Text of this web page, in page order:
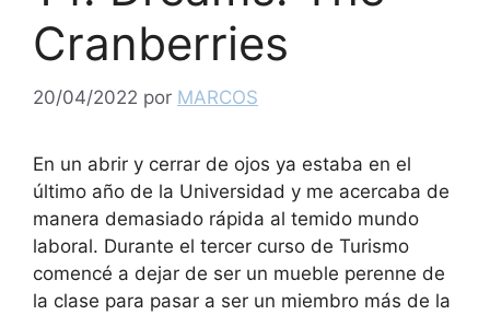
Cranberries
20/04/2022 por MARCOS
En un abrir y cerrar de ojos ya estaba en el
último año de la Universidad y me acercaba de
manera demasiado rápida al temido mundo
laboral. Durante el tercer curso de Turismo
comencé a dejar de ser un mueble perenne de
la clase para pasar a ser un miembro más de la